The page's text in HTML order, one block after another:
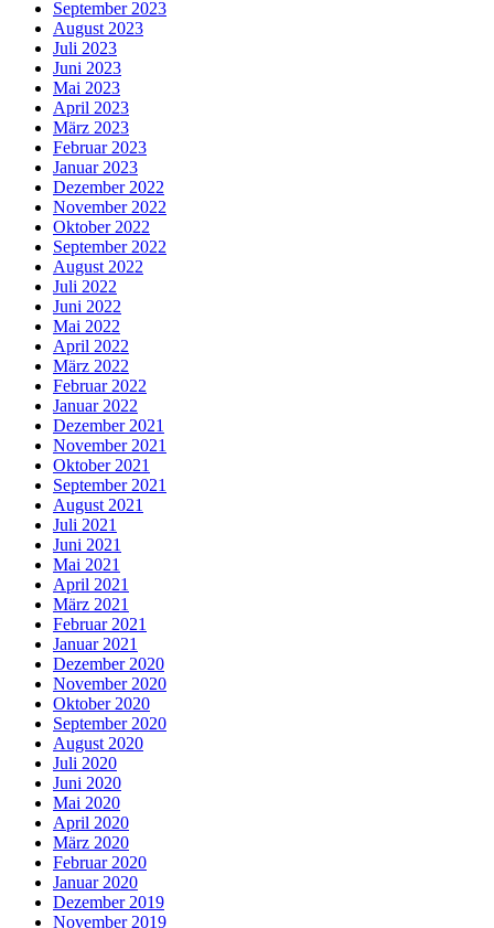
September 2023
August 2023
Juli 2023
Juni 2023
Mai 2023
April 2023
März 2023
Februar 2023
Januar 2023
Dezember 2022
November 2022
Oktober 2022
September 2022
August 2022
Juli 2022
Juni 2022
Mai 2022
April 2022
März 2022
Februar 2022
Januar 2022
Dezember 2021
November 2021
Oktober 2021
September 2021
August 2021
Juli 2021
Juni 2021
Mai 2021
April 2021
März 2021
Februar 2021
Januar 2021
Dezember 2020
November 2020
Oktober 2020
September 2020
August 2020
Juli 2020
Juni 2020
Mai 2020
April 2020
März 2020
Februar 2020
Januar 2020
Dezember 2019
November 2019